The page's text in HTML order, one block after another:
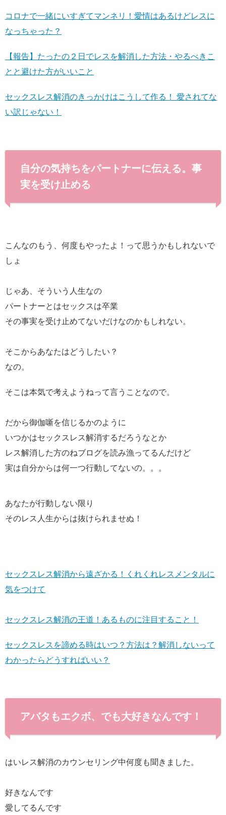
コロナで一緒にいすぎてマンネリ！愛情はあるけどレスに
なっちゃった？
【報告】たったの２日でレスを解消した方法・やるべきこ
とと避けた方がいいこと
セックスレス解消のきっかけはこうして作る！ 愛されてな
い訳じゃない！
自分の気持ちをパートナーに伝える。事
実を受け止める
こんなのもう、何度もやったよ！って思うかもしれないで
しょ
じゃあ、そういう人生なの
パートナーとはセックスは卒業
その事実を受け止めてないだけなのかもしれない。
そこからあなたはどうしたい？
なの。
そこは本気で考えようねって言うことなので。
だから御伽噺を信じるかのように
いつかはセックスレス解消するだろうなとか
レス解消した方のねブログを読み漁ってるんだけど
実は自分からは何一つ行動してないの。。。
あなたが行動しない限り
そのレス人生からは抜けられませぬ！
セックスレス解消から遠ざかる！くれくれレスメンタルに
気をつけて
セックスレス解消の王道！あるものに注目すること！
セックスレスを諦める時はいつ？方法は？解消しないって
わかったらどうすればいい？
アバタもエクボ、でも大好きなんです！
はいレス解消のカウンセリング中何度も聞きました。
好きなんです
愛してるんです